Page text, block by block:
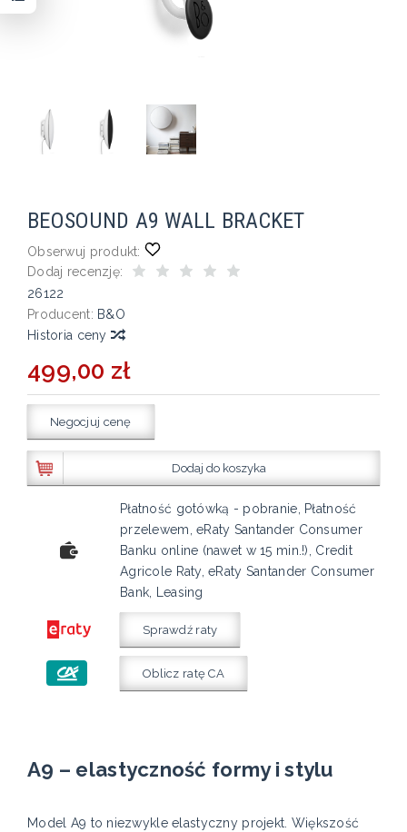
BEOSOUND A9 WALL BRACKET
Obserwuj produkt:
Dodaj recenzję:
26122
Producent: B&O
Historia ceny
499,00 zł
Negocjuj cenę
Dodaj do koszyka
Płatność gotówką - pobranie, Płatność
przelewem, eRaty Santander Consumer
Banku online (nawet w 15 min.!), Credit
Agricole Raty, eRaty Santander Consumer
Bank, Leasing
Sprawdź raty
Oblicz ratę CA
A9 – elastyczność formy i stylu
Model A9 to niezwykle elastyczny projekt. Większość